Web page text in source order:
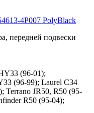
передней подвески
(96-01);
(96-99); Laurel C34
Terrano JR50, R50 (95-
R50 (95-04);